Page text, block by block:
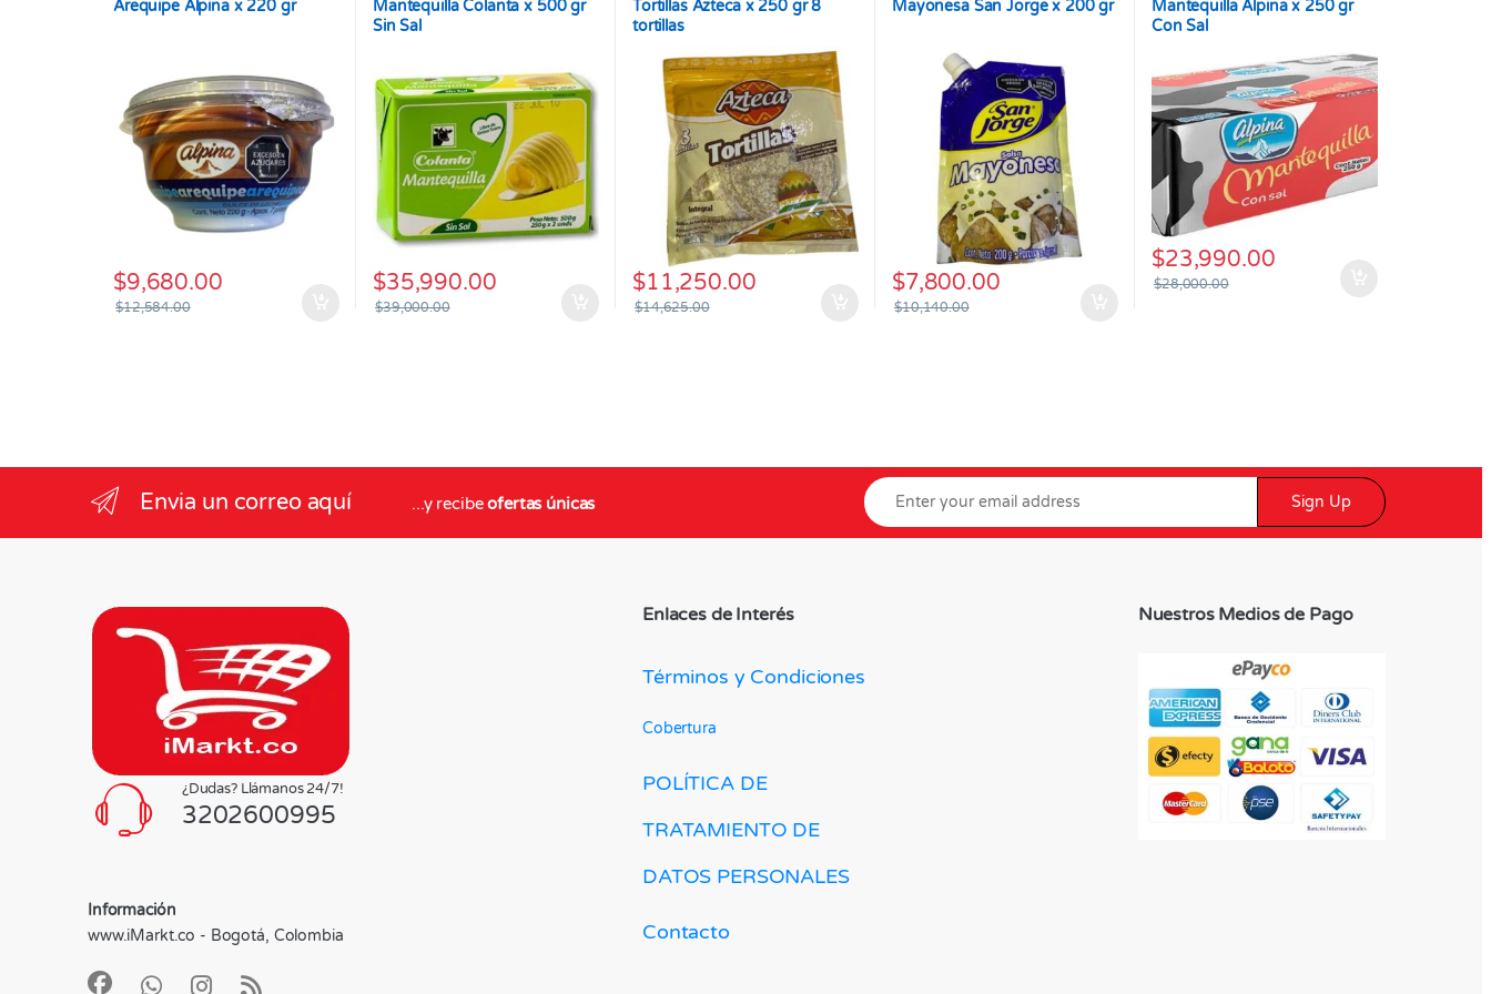
Arequipe Alpina x 220 gr
$9,680.00
$12,584.00
Mantequilla Colanta x 500 gr
Sin Sal
$35,990.00
$39,000.00
Tortillas Azteca x 250 gr 8
tortillas
$11,250.00
$14,625.00
Mayonesa San Jorge x 200 gr
$7,800.00
$10,140.00
Mantequilla Alpina x 250 gr
Con Sal
$23,990.00
$28,000.00
Envia un correo aquí ...y recibeofertas únicas Sign Up
¿Dudas? Llámanos 24/7!
3202600995
Información
www.iMarkt.co - Bogotá, Colombia
Enlaces de Interés
Términos y Condiciones
Cobertura
POLÍTICA DE
TRATAMIENTO DE
DATOS PERSONALES
Contacto
Nuestros Medios de Pago